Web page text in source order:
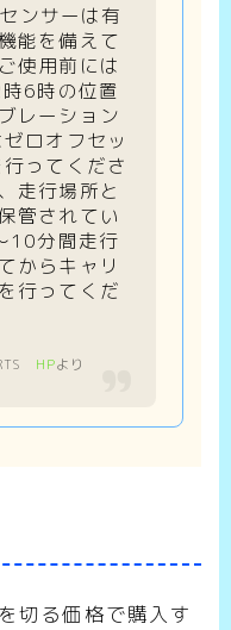
ンサーは有
能を備えて
使用前には
6時の位置
レーション
ロオフセッ
ってくださ
走行場所と
管されてい
10分間走行
からキャリ
行ってくだ
HPより
切る価格で購入す